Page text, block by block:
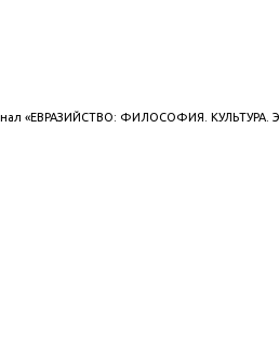
«ЕВРАЗИЙСТВО: ФИЛОСОФИЯ. КУЛЬТУРА.